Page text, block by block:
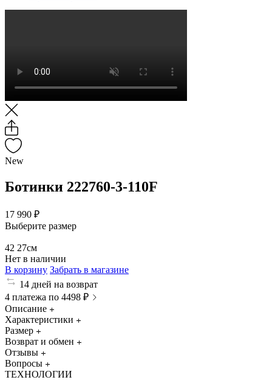
New
Ботинки 222760-3-110F
17 990 ₽
Выберите размер
42 27см
Нет в наличии
В корзину Забрать в магазине
14 дней на возврат
4 платежа по 4498 ₽
Описание
Характеристики
Размер
Возврат и обмен
Отзывы
Вопросы
ТЕХНОЛОГИИ